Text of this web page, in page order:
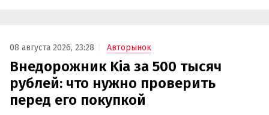
08 августа 2026, 23:28 Авторынок
Внедорожник Kia за 500 тысяч
рублей: что нужно проверить
перед его покупкой